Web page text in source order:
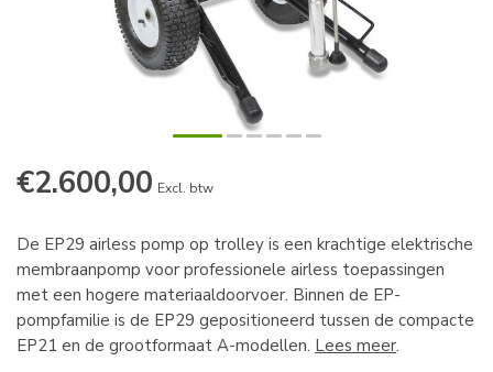
€2.600,00 Excl. btw
De EP29 airless pomp op trolley is een krachtige elektrische
membraanpomp voor professionele airless toepassingen
met een hogere materiaaldoorvoer. Binnen de EP-
pompfamilie is de EP29 gepositioneerd tussen de compacte
EP21 en de grootformaat A-modellen. Lees meer.